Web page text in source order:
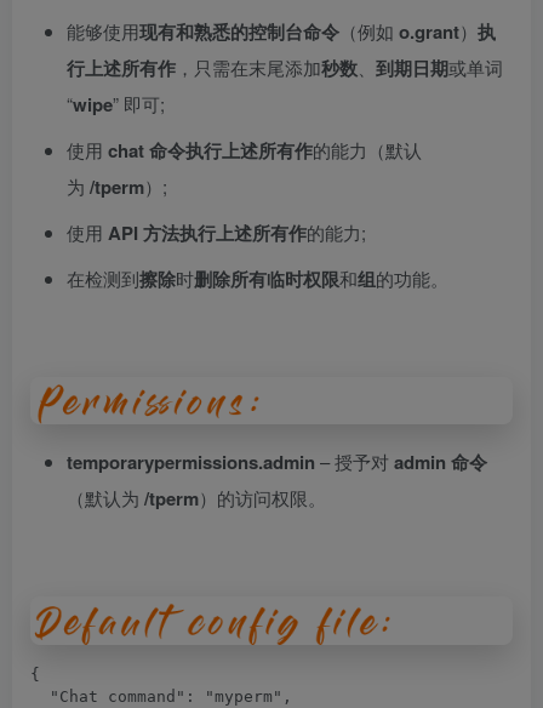
能够使用现有和熟悉的控制台命令 （例如 o.grant） 执
行上述所有作 ，只需在末尾添加秒数 到期日期或单词
“wipe” 即可;
使用 chat 命令执行上述所有作的能力（默认
为 /tperm）;
使用 API 方法执行上述所有作的能力;
在检测到擦除时删除所有临时权限和组的功能。
temporarypermissions.admin – 授予对 admin 命令
（默认为 /tperm）的访问权限。
{
  "Chat command": "myperm",